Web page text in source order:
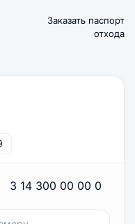
Заказать паспорт
отхода
3 14 300 00 00 0